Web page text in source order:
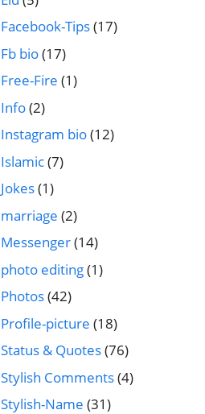
Facebook-Tips(17)
Fb bio(17)
Free-Fire (1)
Info(2)
Instagram bio(12)
Islamic(7)
Jokes(1)
marriage (2)
Messenger(14)
photo editing(1)
Photos(42)
Profile-picture (18)
Status & Quotes(76)
Stylish Comments(4)
Stylish-Name (31)